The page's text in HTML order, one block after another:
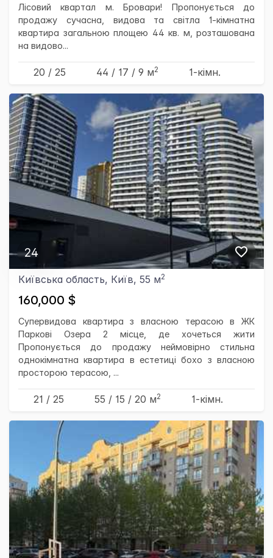
Лісовий квартал м. Бровари! Пропонується до
продажу сучасна, видова та світла 1-кімнатна
квартира загальною площею 44 кв. м, розташована
на видово...
20 / 25 44 / 17 / 9 м2 1-кімн.
24
Київська область, Київ, 55 м2
160,000 $
Супервидова квартира з власною терасою в ЖК
Паркові Озера 2 місце, де хочеться жити
Пропонується до продажу неймовірно стильна
однокімнатна квартира в естетиці бохо з власною
просторою терасою, ...
21 / 25 55 / 15 / 20 м2 1-кімн.